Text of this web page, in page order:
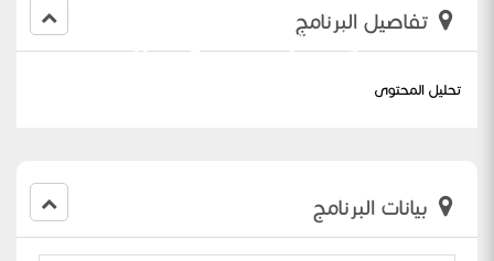
الملاحظات والمقترحات على مقرر الصف
تفاصيل البرنامج
تحليل المحتوى
بيانات البرنامج